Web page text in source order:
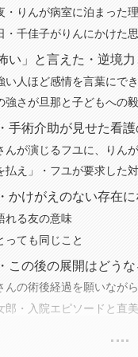
・りんが病室に泊まった
・千佳子がりんにかけた
い」と言えた・逆境
い人ほど感情を言葉にで
強さが旦那と子どもへの
手術介助が見せた看
んが演じるフユに、りん
払え」・フユが要求した
かけがえのない存在
れる友の意味
っても同じこと
この後の展開はどう
んの術後経過を願いながら
郎・入院エピソードと直